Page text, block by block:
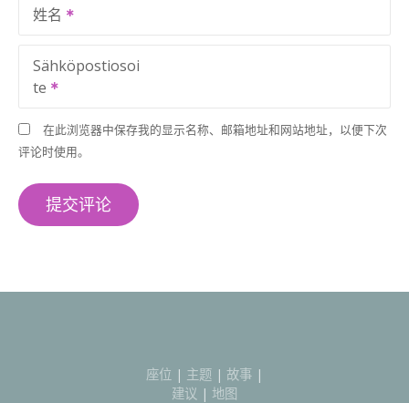
姓名
Sähköpostiosoi
te
在此浏览器中保存我的显示名称、邮箱地址和网站地址，以便下次
评论时使用。
座位 | 主题 | 故事 |
建议 | 地图